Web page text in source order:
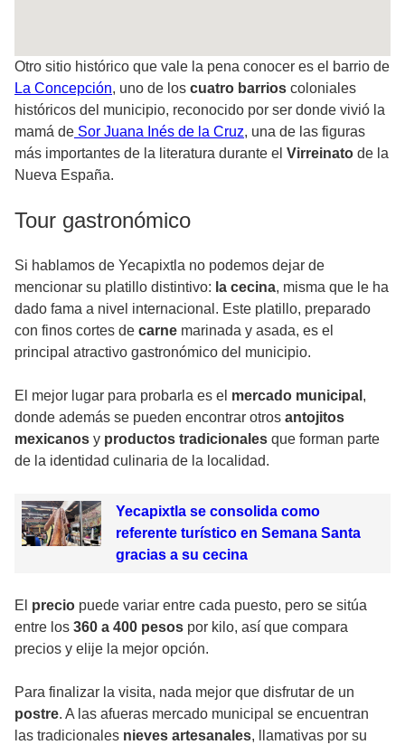
Otro sitio histórico que vale la pena conocer es el barrio de
La Concepción, uno de los cuatro barrios coloniales
históricos del municipio, reconocido por ser donde vivió la
mamá de Sor Juana Inés de la Cruz, una de las figuras
más importantes de la literatura durante el Virreinato de la
Nueva España.
Tour gastronómico
Si hablamos de Yecapixtla no podemos dejar de
mencionar su platillo distintivo: la cecina, misma que le ha
dado fama a nivel internacional. Este platillo, preparado
con finos cortes de carne marinada y asada, es el
principal atractivo gastronómico del municipio.
El mejor lugar para probarla es el mercado municipal ,
donde además se pueden encontrar otros antojitos
mexicanos y productos tradicionales que forman parte
de la identidad culinaria de la localidad.
Yecapixtla se consolida como
referente turístico en Semana Santa
gracias a su cecina
El precio puede variar entre cada puesto, pero se sitúa
entre los 360 a 400 pesos por kilo, así que compara
precios y elije la mejor opción.
Para finalizar la visita, nada mejor que disfrutar de un
postre. A las afueras mercado municipal se encuentran
las tradicionales nieves artesanales, llamativas por su